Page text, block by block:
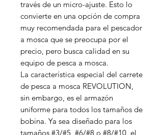
través de un micro-ajuste. Esto lo
convierte en una opción de compra
muy recomendada para el pescador
a mosca que se preocupa por el
precio, pero busca calidad en su
equipo de pesca a mosca.
La característica especial del carrete
de pesca a mosca REVOLUTION,
sin embargo, es el armazón
uniforme para todos los tamaños de
bobina. Ya sea diseñado para los
tamaños #3/#5, #6/#8 o #8/#10, el